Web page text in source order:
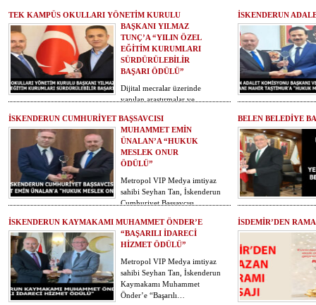
TEK KAMPÜS OKULLARI YÖNETİM KURULU
BAŞKANI YILMAZ
TUNÇ’A “YILIN ÖZEL
EĞİTİM KURUMLARI
SÜRDÜRÜLEBİLİR
BAŞARI ÖDÜLÜ”
Dijital mecralar üzerinde
yapılan araştırmalar ve
sonucuna göre Metropol…
İSKENDERUN
İSKENDERUN CUMHURİYET BAŞSAVCISI
MUHAMMET EMİN
ÜNALAN’A “HUKUK
MESLEK ONUR
ÖDÜLÜ”
Metropol VIP Medya imtiyaz
sahibi Seyhan Tan, İskenderun
Cumhuriyet Başsavcısı
BELEN BELEDİYE
İSKENDERUN KAYMAKAMI MUHAMMET ÖNDER’E
“BAŞARILI İDARECİ
HİZMET ÖDÜLÜ”
Metropol VIP Medya imtiyaz
sahibi Seyhan Tan, İskenderun
Kaymakamı Muhammet
Önder’e “Başarılı…
İSDEMİR’DEN